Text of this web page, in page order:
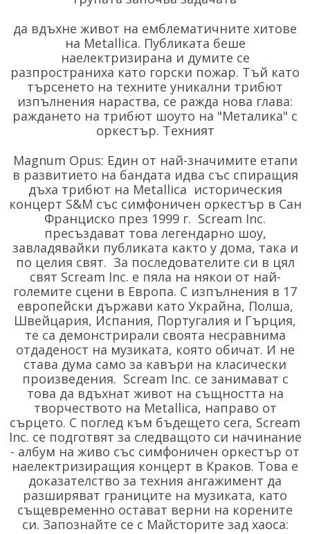
да вдъхне живот на емблематичните хитове
на Metallica. Публиката беше
наелектризирана и думите се
разпространиха като горски пожар. Тъй като
търсенето на техните уникални трибют
изпълнения нараства, се ражда нова глава:
раждането на трибют шоуто на "Металика" с
оркестър. Техният
Magnum Opus: Един от най-значимите етапи
в развитието на бандата идва със спиращия
дъха трибют на Metallica историческия
концерт S&M със симфоничен оркестър в Сан
Франциско през 1999 г. Scream Inc.
пресъздават това легендарно шоу,
завладявайки публиката както у дома, така и
по целия свят. За последователите си в цял
свят Scream Inc. е пяла на някои от най-
големите сцени в Европа. С изпълнения в 17
европейски държави като Украйна, Полша,
Швейцария, Испания, Португалия и Гърция,
те са демонстрирали своята несравнима
отдаденост на музиката, която обичат. И не
става дума само за кавъри на класически
произведения. Scream Inc. се занимават с
това да вдъхнат живот на същността на
творчеството на Metallica, направо от
сърцето. С поглед към бъдещето сега, Scream
Inc. се подготвят за следващото си начинание
- албум на живо със симфоничен оркестър от
наелектризиращия концерт в Краков. Това е
доказателство за техния ангажимент да
разширяват границите на музиката, като
същевременно остават верни на корените
си. Запознайте се с Майсторите зад хаоса: